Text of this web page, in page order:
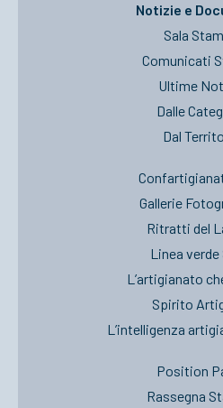
Notizie e
Sala
Comunicati
Ultime
Dalle
Dal
Gallerie
Ritratti del
Linea
L’artigianato
Spirito
L’intelligenza
Position
Rassegna